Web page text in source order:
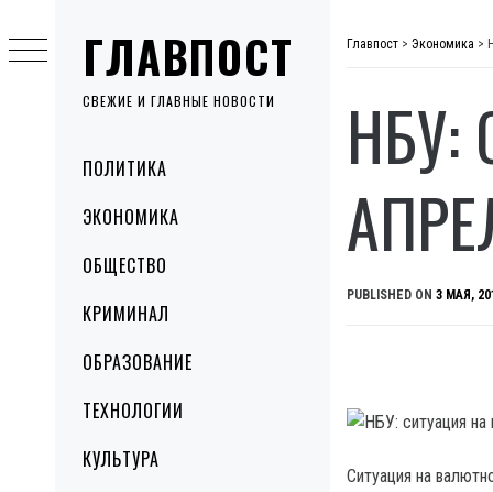
ГЛАВПОСТ
СВЕЖИЕ И ГЛАВНЫЕ НОВОСТИ
MenuПОЛИТИКА
ЭКОНОМИКА
ОБЩЕСТВО
КРИМИНАЛ
ОБРАЗОВАНИЕ
ТЕХНОЛОГИИ
КУЛЬТУРА
to
content
Главпост > Экономика >
PUBLISHED ON 3 МАЯ,
Ситуация на